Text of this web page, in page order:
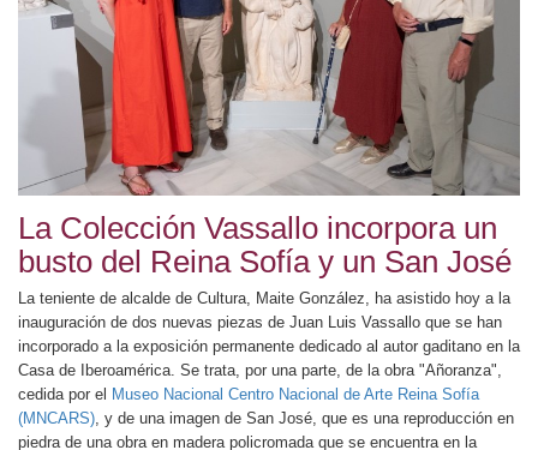
La Colección Vassallo incorpora un
busto del Reina Sofía y un San José
La teniente de alcalde de Cultura, Maite González, ha asistido hoy a la
inauguración de dos nuevas piezas de Juan Luis Vassallo que se han
incorporado a la exposición permanente dedicado al autor gaditano en la
Casa de Iberoamérica. Se trata, por una parte, de la obra "Añoranza",
cedida por el Museo Nacional Centro Nacional de Arte Reina Sofía
(MNCARS), y de una imagen de San José, que es una reproducción en
piedra de una obra en madera policromada que se encuentra en la